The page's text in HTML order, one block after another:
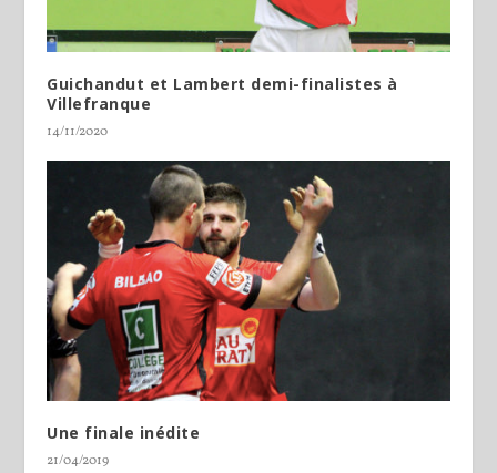
Guichandut et Lambert demi-finalistes à
Villefranque
14/11/2020
Une finale inédite
21/04/2019